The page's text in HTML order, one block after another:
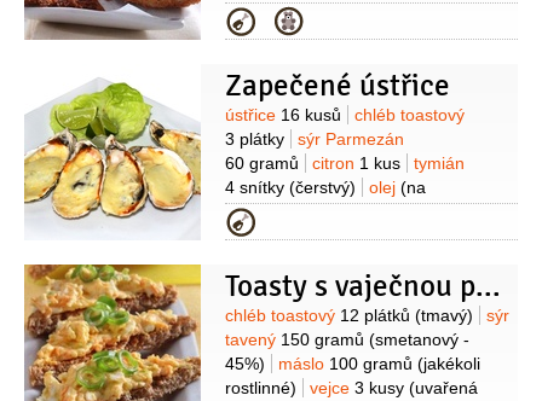
1 kus
pepř černý
ztužený (100%)(Omega na
Kategorie
Zapečené ústřice
Suroviny
ústřice 16 kusů
chléb toastový
3 plátky
sýr Parmezán
60 gramů
citron 1 kus
tymián
4 snítky (čerstvý) olej (na
zakápnutí)
Kategorie
Toasty s vaječnou pomazánkou
Suroviny
chléb toastový 12 plátků (tmavý)
sýr
tavený 150 gramů (smetanový -
45%)
máslo 100 gramů (jakékoli
rostlinné)
vejce 3 kusy (uvařená